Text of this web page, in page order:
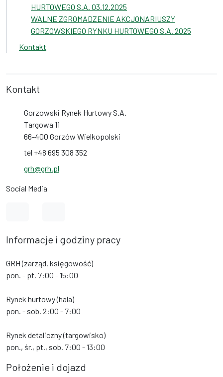
HURTOWEGO S.A. 03.12.2025
WALNE ZGROMADZENIE AKCJONARIUSZY
GORZOWSKIEGO RYNKU HURTOWEGO S.A. 2025
Kontakt
Kontakt
Gorzowski Rynek Hurtowy S.A.
Targowa 11
66-400 Gorzów Wielkopolski
tel +48 695 308 352
grh@grh.pl
Social Media
Informacje i godziny pracy
GRH (zarząd, księgowość)
pon. - pt. 7:00 - 15:00
Rynek hurtowy (hala)
pon. - sob. 2:00 - 7:00
Rynek detaliczny (targowisko)
pon., śr., pt., sob. 7:00 - 13:00
Położenie i dojazd